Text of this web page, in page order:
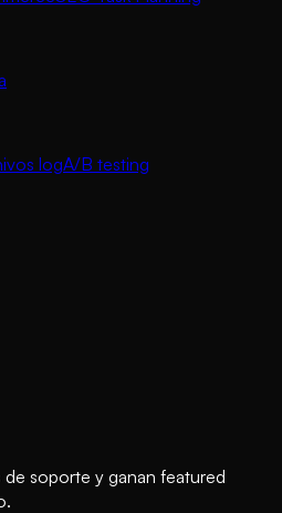
logA/B testing
soporte y ganan featured